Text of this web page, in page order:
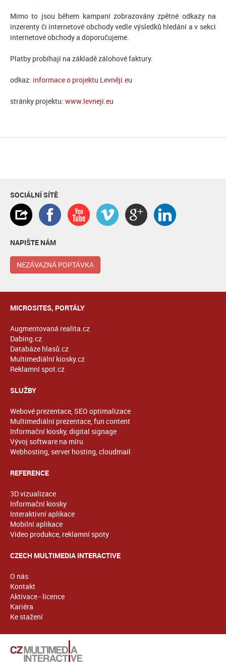
Mimo to jsou během kampaní zobrazovány zpětné odkazy na
inzerenty či internetové obchody vedle výsledků hledání a v sekci
internetové obchody a doporučujeme.
Platby probíhají na základě zálohové faktury.
odkaz: informace o projektu Levněji.eu
stránky projektu: www.levneji.eu
SOCIÁLNÍ SÍTĚ
NAPIŠTE NÁM
NEZÁVAZNÁ POPTÁVKA
MICROSITES, PORTÁLY
Augmentovaná realita.cz
Dabing.cz
Databáze hlasů.cz
Multimediální kiosky.cz
Reklamní spot.cz
SLUŽBY
Webové prezentace, SEO optimalizace
Multimediální prezentace, fun content
Informační kiosky, digital signage
Vývoj software na míru
Webhosting, server hosting, cloudmail
REFERENCE
3D vizualizace
Informační kiosky
Interaktivní aplikace
Mobilní aplikace
Video produkce, reklamní spoty
CZECH MULTIMEDIA INTERACTIVE
O nás
Kontakt
Aktivace - licence
Kariéra
Ke stažení